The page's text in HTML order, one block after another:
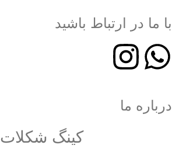
درباره ما
کینگ شکلات
با ما در ارتباط باشید